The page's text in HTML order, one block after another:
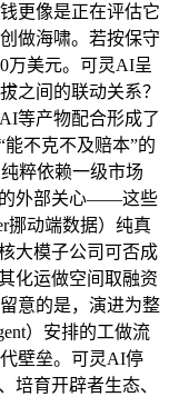
更像是正在评估它
做海啸。若按保守
万美元。可灵AI呈
之间的联动关系？
等产物配合形成了
不克不及赔本”的
粹依赖一级市场
的外部关心——这些
挪动端数据）纯真
大模子公司可否成
化运做空间取融资
意的是，演进为整
）安排的工做流
壁垒。可灵AI停
培育开辟者生态、